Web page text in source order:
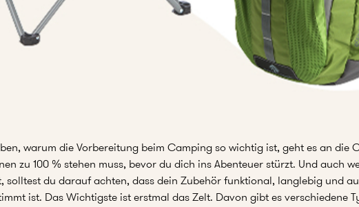
warum die Vorbereitung beim Camping so wichtig ist, geht es an die
zu 100 % stehen muss, bevor du dich ins Abenteuer stürzt. Und auch
solltest du darauf achten, dass dein Zubehör funktional, langlebig und
ist. Das Wichtigste ist erstmal das Zelt. Davon gibt es verschiedene